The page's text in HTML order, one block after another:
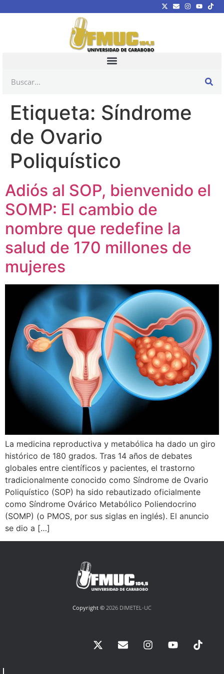
Etiqueta: Síndrome
de Ovario
Poliquístico
Adiós al SOP, bienvenido el
SOMP: El cambio de
nombre que redefine la
salud de 170 millones de
mujeres
La medicina reproductiva y metabólica ha dado un giro
histórico de 180 grados. Tras 14 años de debates
globales entre científicos y pacientes, el trastorno
tradicionalmente conocido como Síndrome de Ovario
Poliquístico (SOP) ha sido rebautizado oficialmente
como Síndrome Ovárico Metabólico Poliendocrino
(SOMP) (o PMOS, por sus siglas en inglés). El anuncio
se dio a […]
Copyright © 2026 DIMETEL-UC